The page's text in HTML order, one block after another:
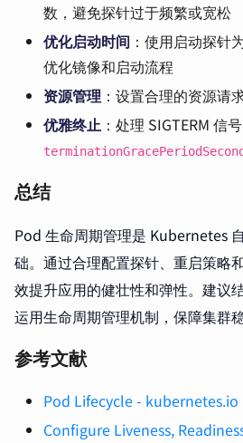
数，避免探针过于频繁或宽松
优化启动时间 ：使用启动探针
优化镜像和启动流程
资源管理 ：设置合理的资源请
优雅终止 ：处理 SIGTERM 信
总结
Pod 生命周期管理是 Kubernetes
础。通过合理配置探针、重启策略
效提升应用的健壮性和弹性。建议
运用生命周期管理机制，保障集群稳
参考文献
Pod Lifecycle - kubernetes.io
Configure Liveness,